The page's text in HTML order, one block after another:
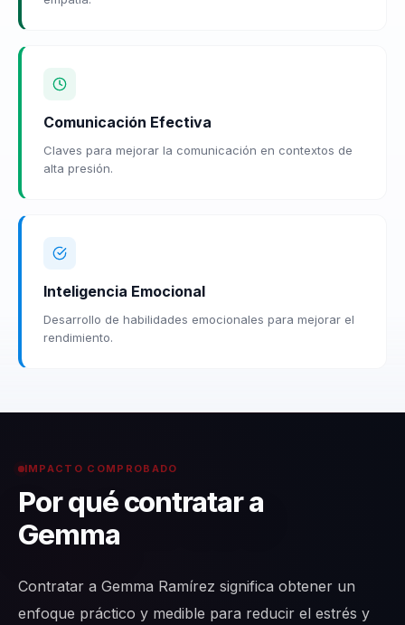
Comunicación Efectiva
Claves para mejorar la comunicación en contextos de
alta presión.
Inteligencia Emocional
Desarrollo de habilidades emocionales para mejorar el
rendimiento.
IMPACTO COMPROBADO
Por qué contratar a
Gemma
Contratar a Gemma Ramírez significa obtener un
enfoque práctico y medible para reducir el estrés y